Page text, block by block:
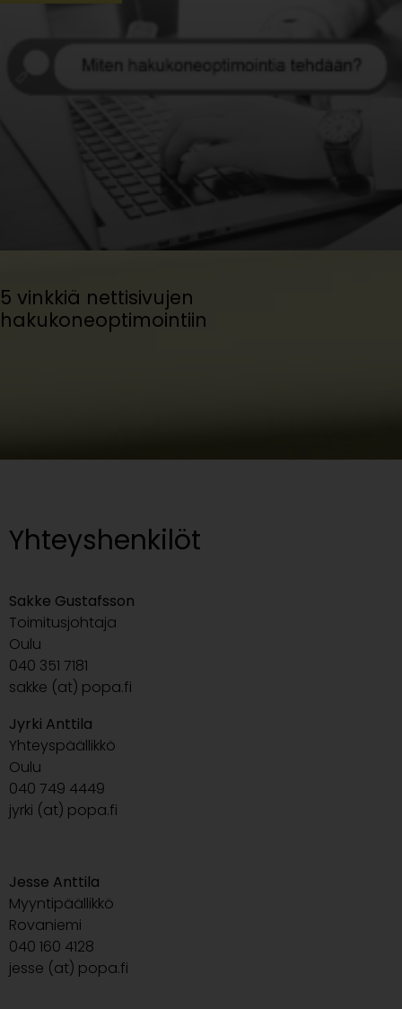
5 vinkkiä nettisivujen
hakukoneoptimointiin
Yhteyshenkilöt
Sakke Gustafsson
Toimitusjohtaja
Oulu
040 351 7181
sakke (at) popa.fi
Jyrki Anttila
Yhteyspäällikkö
Oulu
040 749 4449
jyrki (at) popa.fi
Jesse Anttila
Myyntipäällikkö
Rovaniemi
040 160 4128
jesse (at) popa.fi